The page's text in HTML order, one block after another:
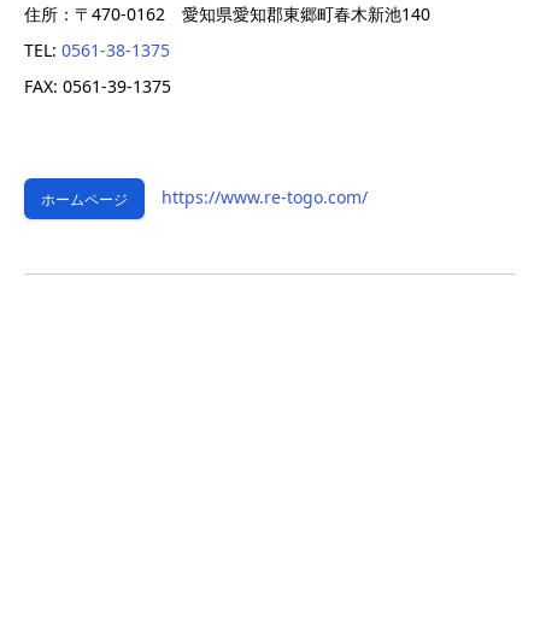
住所：〒470-0162 愛知県愛知郡東郷町春木新池140
TEL: 0561-38-1375
FAX: 0561-39-1375
ホームページ https://www.re-togo.com/